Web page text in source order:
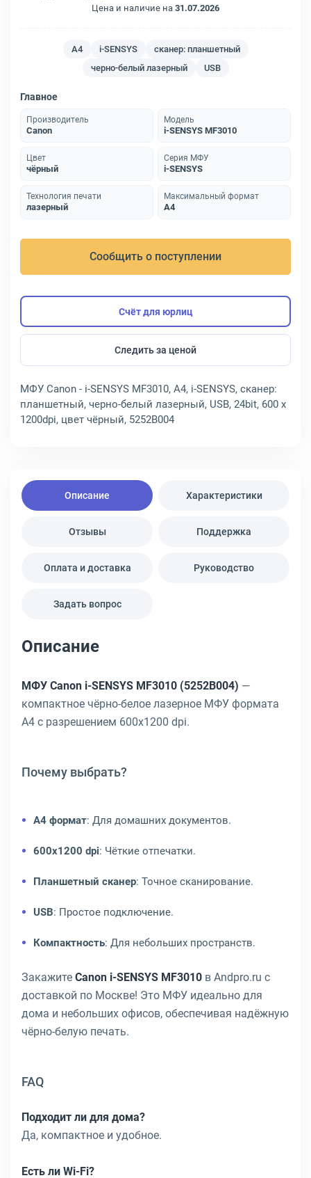
Цена и наличие на 31.07.2026
A4 i-SENSYS
сканер: планшетный
черно-белый лазерный
USB
Главное
Производитель
Canon
Модель
i-SENSYS MF3010
Цвет
чёрный
Серия МФУ
i-SENSYS
Технология печати
лазерный
Максимальный формат
A4
Сообщить о поступлении
Счёт для юрлиц
Следить за ценой
МФУ Canon - i-SENSYS MF3010, A4, i-SENSYS, сканер:
планшетный, черно-белый лазерный, USB, 24bit, 600 x
1200dpi, цвет чёрный, 5252B004
Описание Характеристики
Отзывы Поддержка
Оплата и доставка Руководство
Задать вопрос
Описание
МФУ Canon i-SENSYS MF3010 (5252B004) —
компактное чёрно-белое лазерное МФУ формата
A4 с разрешением 600x1200 dpi.
Почему выбрать?
A4 формат: Для домашних документов.
600x1200 dpi: Чёткие отпечатки.
Планшетный сканер: Точное сканирование.
USB: Простое подключение.
Компактность: Для небольших пространств.
Закажите Canon i-SENSYS MF3010 в Andpro.ru с
доставкой по Москве! Это МФУ идеально для
дома и небольших офисов, обеспечивая надёжную
чёрно-белую печать.
FAQ
Подходит ли для дома?
Да, компактное и удобное.
Есть ли Wi-Fi?